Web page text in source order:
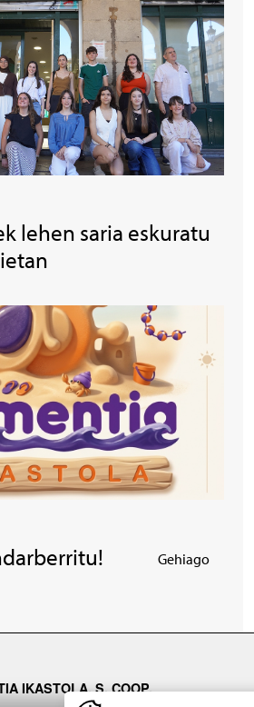
lehen saria eskuratu
Gehiago
IKASTOLA, S. COOP.